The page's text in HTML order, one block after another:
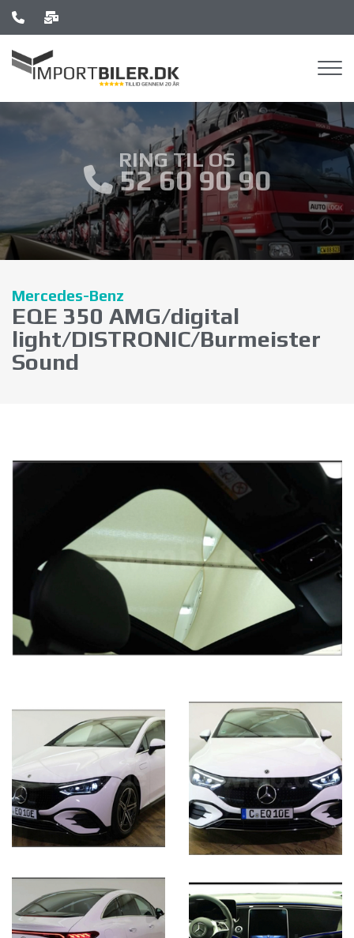
Gå
til
hovedindhold
RING TIL OS
52 60 90 90
Mercedes-Benz
EQE 350 AMG/digital
light/DISTRONIC/Burmeister
Sound